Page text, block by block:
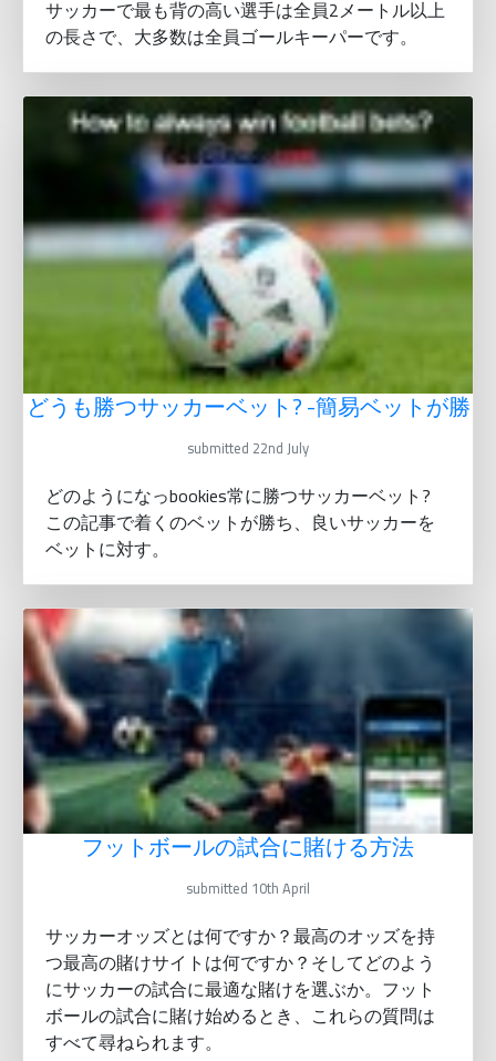
サッカーで最も背の高い選手は全員2メートル以上
の長さで、大多数は全員ゴールキーパーです。
どうも勝つサッカーベット? -簡易ベットが勝
submitted 22nd July
どのようになっbookies常に勝つサッカーベット?
この記事で着くのベットが勝ち、良いサッカーを
ベットに対す。
フットボールの試合に賭ける方法
submitted 10th April
サッカーオッズとは何ですか？最高のオッズを持
つ最高の賭けサイトは何ですか？そしてどのよう
にサッカーの試合に最適な賭けを選ぶか。フット
ボールの試合に賭け始めるとき、これらの質問は
すべて尋ねられます。